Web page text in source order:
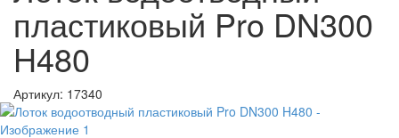
пластиковый Pro DN300
H480
Артикул: 17340